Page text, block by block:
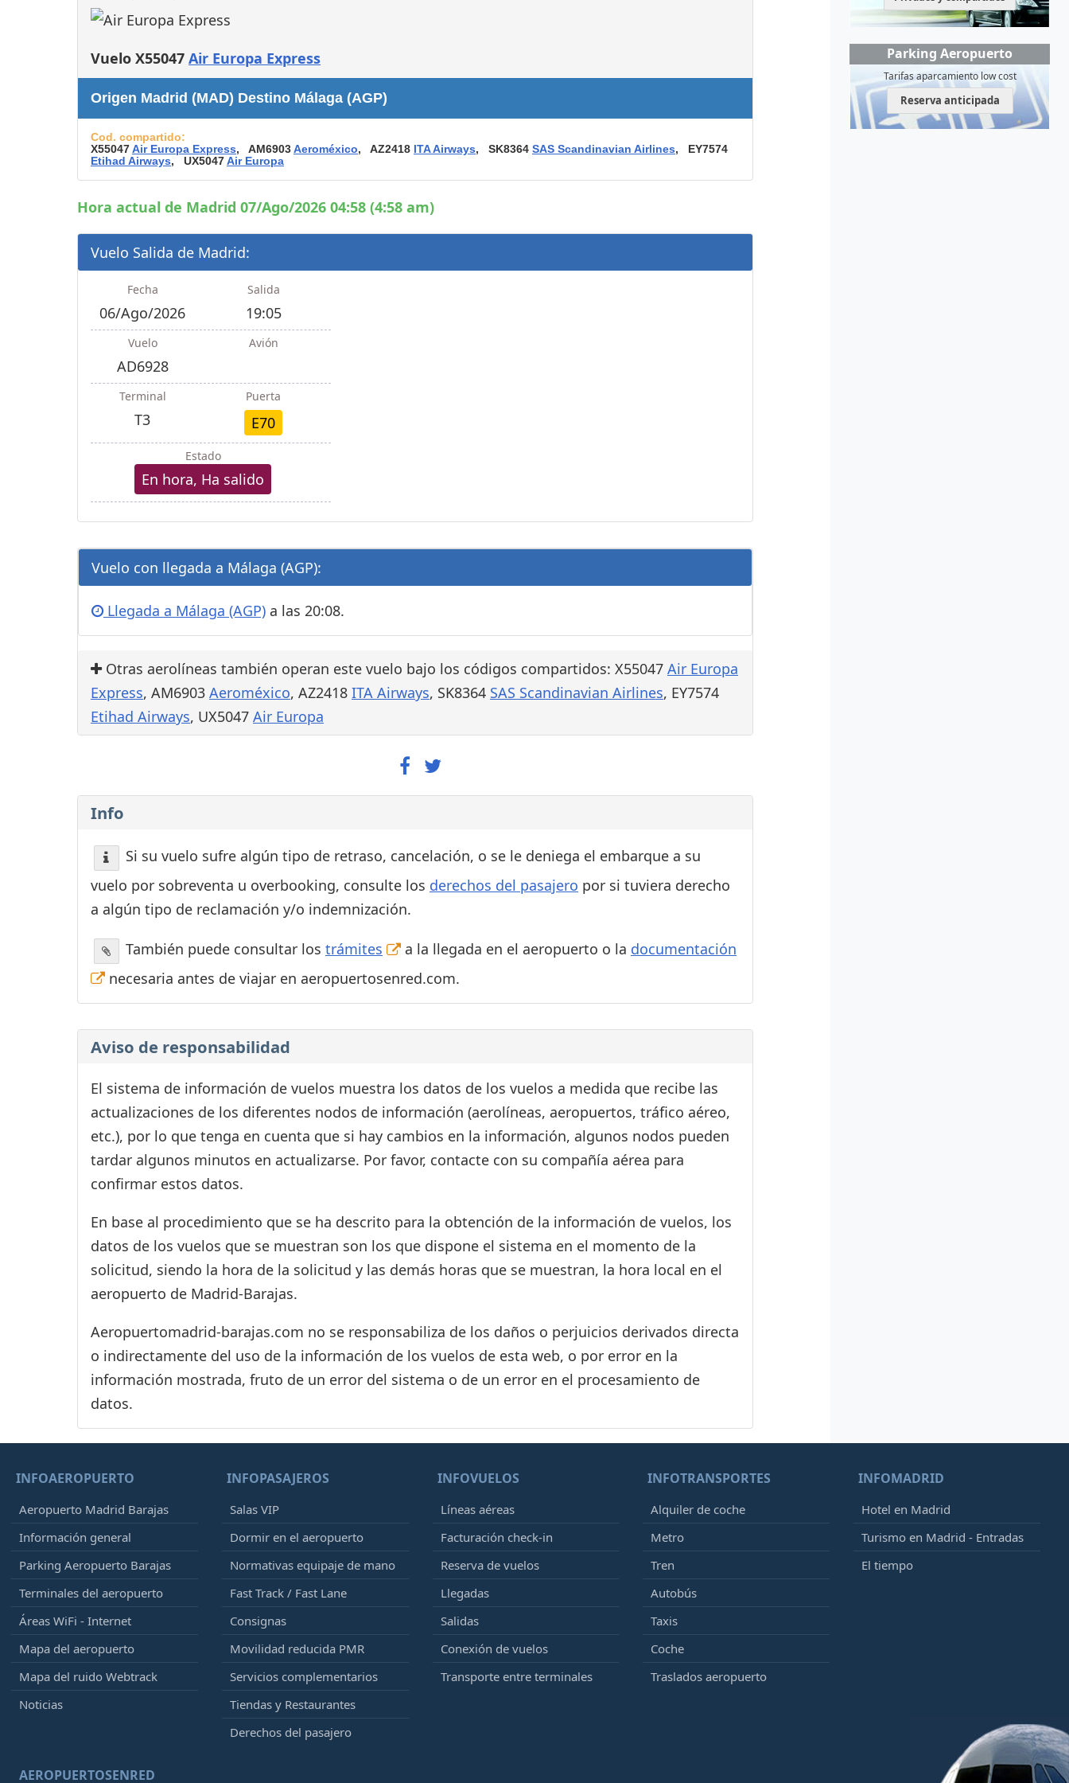
Vuelo X55047 Air Europa Express
Origen Madrid (MAD) Destino Málaga (AGP)
Cod. compartido:
X55047Air Europa Express, AM6903Aeroméxico, AZ2418 ITA Airways, SK8364 SAS Scandinavian Airlines, EY7574
Etihad Airways, UX5047Air Europa
Hora actual de Madrid 07/Ago/2026 04:58 (4:58 am)
Vuelo Salida de Madrid:
Fecha
06/Ago/2026
Salida
19:05
Vuelo
AD6928
Avión
Terminal
T3
Puerta
E70
Estado
En hora, Ha salido
Vuelo con llegada a Málaga (AGP):
Llegada a Málaga (AGP) a las 20:08.
Otras aerolíneas también operan este vuelo bajo los códigos compartidos: X55047 Air Europa
Express, AM6903 Aeroméxico, AZ2418 ITA Airways, SK8364 SAS Scandinavian Airlines, EY7574
Etihad Airways, UX5047 Air Europa
Info
Si su vuelo sufre algún tipo de retraso, cancelación, o se le deniega el embarque a su
vuelo por sobreventa u overbooking, consulte los derechos del pasajero por si tuviera derecho
a algún tipo de reclamación y/o indemnización.
También puede consultar los trámites a la llegada en el aeropuerto o la documentación
necesaria antes de viajar en aeropuertosenred.com.
Aviso de responsabilidad
El sistema de información de vuelos muestra los datos de los vuelos a medida que recibe las
actualizaciones de los diferentes nodos de información (aerolíneas, aeropuertos, tráfico aéreo,
etc.), por lo que tenga en cuenta que si hay cambios en la información, algunos nodos pueden
tardar algunos minutos en actualizarse. Por favor, contacte con su compañía aérea para
confirmar estos datos.
En base al procedimiento que se ha descrito para la obtención de la información de vuelos, los
datos de los vuelos que se muestran son los que dispone el sistema en el momento de la
solicitud, siendo la hora de la solicitud y las demás horas que se muestran, la hora local en el
aeropuerto de Madrid-Barajas.
Aeropuertomadrid-barajas.com no se responsabiliza de los daños o perjuicios derivados directa
o indirectamente del uso de la información de los vuelos de esta web, o por error en la
información mostrada, fruto de un error del sistema o de un error en el procesamiento de
datos.
Parking Aeropuerto
Tarifas aparcamiento low cost
Reserva anticipada
INFOAEROPUERTO
Aeropuerto Madrid Barajas
Información general
Parking Aeropuerto Barajas
Terminales del aeropuerto
Áreas WiFi - Internet
Mapa del aeropuerto
Mapa del ruido Webtrack
Noticias
INFOPASAJEROS
Salas VIP
Dormir en el aeropuerto
Normativas equipaje de mano
Fast Track / Fast Lane
Consignas
Movilidad reducida PMR
Servicios complementarios
Tiendas y Restaurantes
Derechos del pasajero
INFOVUELOS
Líneas aéreas
Facturación check-in
Reserva de vuelos
Llegadas
Salidas
Conexión de vuelos
Transporte entre terminales
INFOTRANSPORTES
Alquiler de coche
Metro
Tren
Autobús
Taxis
Coche
Traslados aeropuerto
INFOMADRID
Hotel en Madrid
Turismo en Madrid - Entradas
El tiempo
AEROPUERTOSENRED
Tiendas y Restaurantes